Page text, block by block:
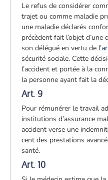
Le refus de considérer
trajet ou comme maladie
une maladie déclarés
précèdent fait l’objet
son délégué en vertu de l’
sécurité sociale. Cette
l’accident et portée à la
la personne ayant fait la
Art. 9
Pour rémunérer le travail
institutions d’assurance
accident verse une
cent des prestations
santé.
Art. 10